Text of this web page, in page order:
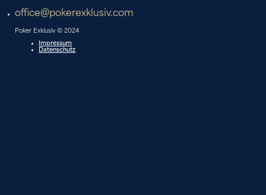
office@pokerexklusiv.com
Poker Exklusiv © 2024
Impressum
Datenschutz